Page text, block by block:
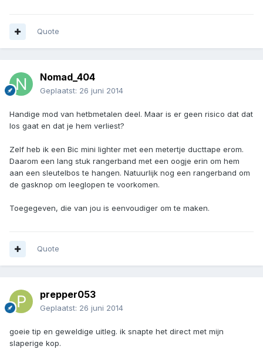
Quote
Nomad_404
Geplaatst: 26 juni 2014
Handige mod van hetbmetalen deel. Maar is er geen risico dat dat
los gaat en dat je hem verliest?
Zelf heb ik een Bic mini lighter met een metertje ducttape erom.
Daarom een lang stuk rangerband met een oogje erin om hem
aan een sleutelbos te hangen. Natuurlijk nog een rangerband om
de gasknop om leeglopen te voorkomen.
Toegegeven, die van jou is eenvoudiger om te maken.
Quote
prepper053
Geplaatst: 26 juni 2014
goeie tip en geweldige uitleg. ik snapte het direct met mijn
slaperige kop.